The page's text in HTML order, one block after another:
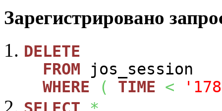
Зарегистрировано
DELETE
FROM jos_session
WHERE
( TIME <